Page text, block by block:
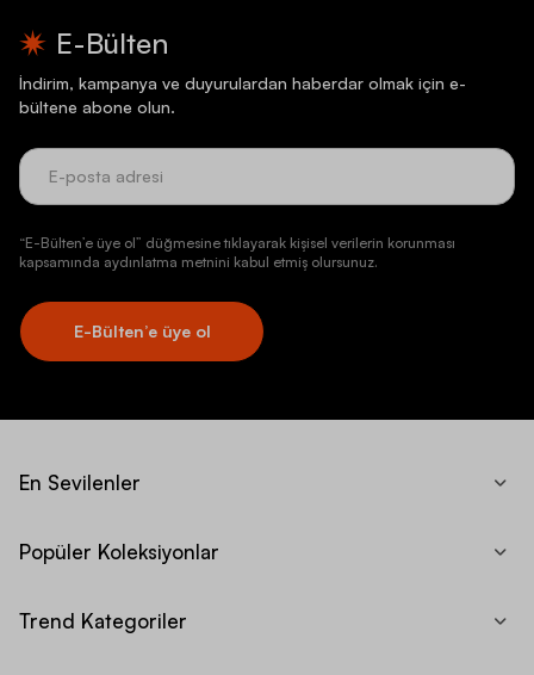
E-Bülten
İndirim, kampanya ve duyurulardan haberdar olmak için e-
bültene abone olun.
“E-Bülten’e üye ol” düğmesine tıklayarak kişisel verilerin korunması
kapsamında aydınlatma metnini kabul etmiş olursunuz.
E-Bülten’e üye ol
En Sevilenler
Popüler Koleksiyonlar
Trend Kategoriler